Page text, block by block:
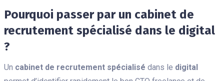
Pourquoi passer par un cabinet de
recrutement spécialisé dans le digital
?
Un cabinet de recrutement spécialisé dans le digital